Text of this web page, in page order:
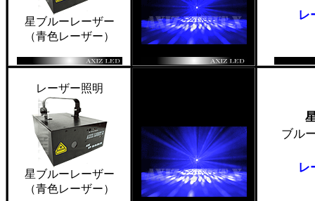
星ブルーレーザー
（青色レーザー）
レ
レーザー照明
星ブルーレーザー
（青色レーザー）
ブル
レ